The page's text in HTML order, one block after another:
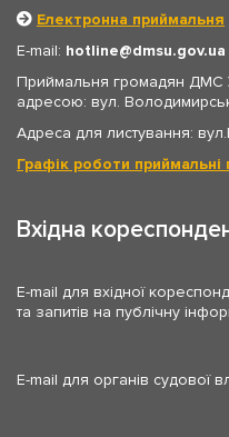
Електронна приймальня
E-mail: hotline
dmsu.gov.ua
Приймальня громадян ДМС
адресою: вул.
Адреса для листування:
Графік роботи приймальні
Вхідна
E-mail для вхідної
та запитів на публічну
E-mail для органів судової